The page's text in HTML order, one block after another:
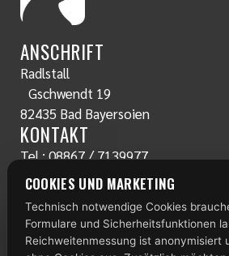
ANSCHRIFT
Radlstall
Gschwendt 19
82435 Bad Bayersoien
KONTAKT
Tel.:08867 / 7139977
www.radlstall.com
E-Mail:servus@radlstall.com
ÖFFNUNGSZEITEN
Montag: geschlossen
COOKIES UND MARKETING
Technisch notwendige Cookies
Formulare und Sicherheitsfunktionen
Reichweitenmessung ist anonymisiert